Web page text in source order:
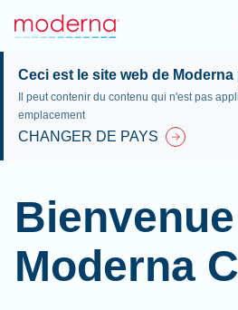
Ceci est le site web de
Il peut contenir du contenu qui n'est pas
emplacement
CHANGER DE PAYS
Moderna